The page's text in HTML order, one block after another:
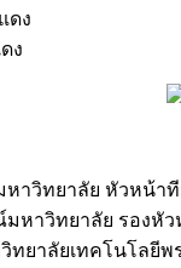
ดง
ง
าวิทยาลัย หัวหน้า
หาวิทยาลัย รองหั
ยาลัยเทคโนโลยี